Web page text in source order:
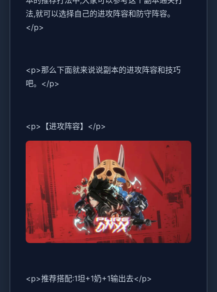
法,就可以选择自己的进攻阵容和防守阵容。
</p>
<p>那么下面就来说说副本的进攻阵容和技巧
吧。</p>
<p>【进攻阵容】</p>
<p>推荐搭配:1坦+1奶+1输出去</p>